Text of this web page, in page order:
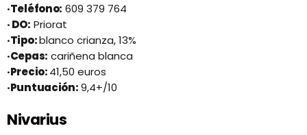
·Teléfono: 609 379 764
· DO: Priorat
·Tipo:blanco crianza, 13%
·Cepas: cariñena blanca
·Precio:41,50 euros
·Puntuación:9,4+/10
Nivarius